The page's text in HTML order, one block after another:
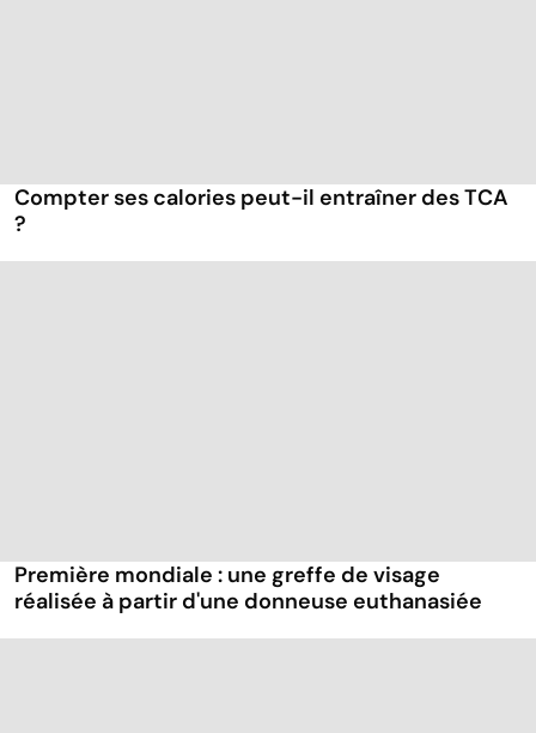
Compter ses calories peut-il entraîner des TCA
?
Première mondiale : une greffe de visage
réalisée à partir d'une donneuse euthanasiée